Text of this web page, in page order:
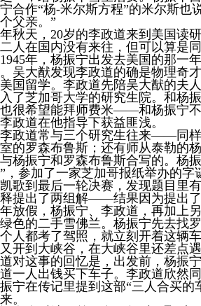
合作“杨-米尔斯方程”的米尔斯也
父亲。”
年秋天，20岁的李政道来到美国读
人在国内没有来往，但可以算是
年，杨振宁出发去美国的那一
吴大猷发现李政道的确是物理奇
国留学。李政道先陪吴大猷的夫
了芝加哥大学的研究生院。和杨
也很希望能拜师费米——和杨振宁
政道在他指导下获益匪浅。
政道常与三个研究生往来——同
的罗森布鲁斯；还有师从泰勒的
杨振宁和罗森布鲁斯合写的。杨
，参加了一家芝加哥报纸举办的
歌到最后一轮决赛，发现题目里
提出了两组解——结果因为提出
放假，杨振宁、李政道，再加上
色的二手雪佛兰。杨振宁先去找
人都考了驾照，就立刻开着这辆
开到大峡谷，在大峡谷里还差点
对这事的回忆是，出发前，杨振
一人出钱买下车子。李政道欣然
宁在传记里提到这部“三人合买
。